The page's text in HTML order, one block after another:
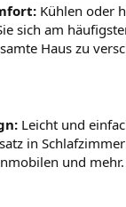
Kühlen oder
sich am
Haus zu
Leicht und
in
und mehr.